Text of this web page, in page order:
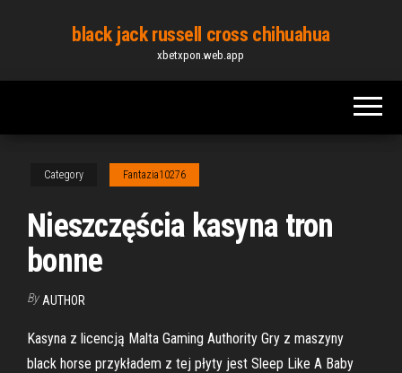
content
black jack russell cross chihuahua
xbetxpon.web.app
Category Fantazia10276
Nieszczęścia kasyna tron ​​
bonne
By AUTHOR
Kasyna z licencją Malta Gaming Authority Gry z maszyny
black horse przykładem z tej płyty jest Sleep Like A Baby